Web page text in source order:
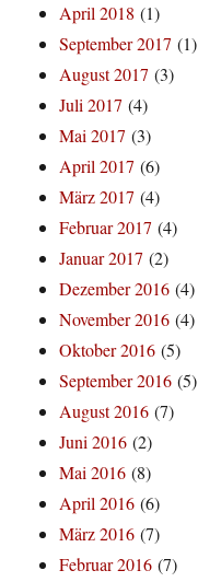
April 2018 (1)
September 2017 (1)
August 2017 (3)
Juli 2017 (4)
Mai 2017 (3)
April 2017 (6)
März 2017 (4)
Februar 2017 (4)
Januar 2017 (2)
Dezember 2016 (4)
November 2016 (4)
Oktober 2016 (5)
September 2016 (5)
August 2016 (7)
Juni 2016 (2)
Mai 2016 (8)
April 2016 (6)
März 2016 (7)
Februar 2016 (7)